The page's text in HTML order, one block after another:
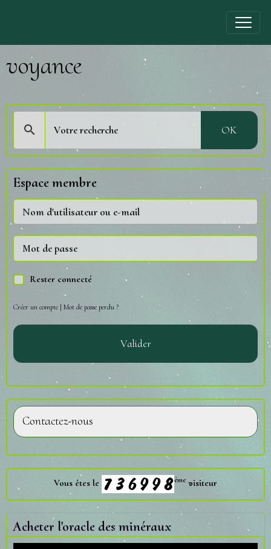
voyance
OK
Espace membre
Rester connecté
Créer un compte | Mot de passe perdu ?
Valider
Contactez-nous
Vous êtes le ème visiteur
Acheter l'oracle des minéraux